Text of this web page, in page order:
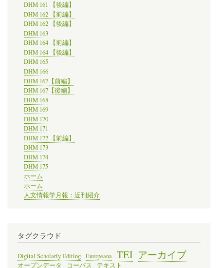
DHM 161 【後編】
DHM 162 【前編】
DHM 162 【後編】
DHM 163
DHM 164 【前編】
DHM 164 【後編】
DHM 165
DHM 166
DHM 167【前編】
DHM 167【後編】
DHM 168
DHM 169
DHM 170
DHM 171
DHM 172 【前編】
DHM 173
DHM 174
DHM 175
ホーム
ホーム
人文情報学月報：近刊紹介
タグクラウド
Digital Scholarly Editing Europeana TEI アーカイブ
オープンデータ コーパス テキスト